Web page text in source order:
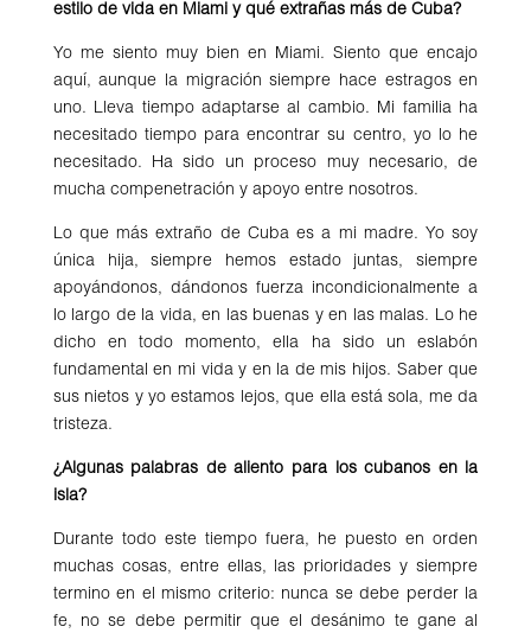
estilo de vida en Miami y qué extrañas más de Cuba?
Yo me siento muy bien en Miami. Siento que encajo
aquí, aunque la migración siempre hace estragos en
uno. Lleva tiempo adaptarse al cambio. Mi familia ha
necesitado tiempo para encontrar su centro, yo lo he
necesitado. Ha sido un proceso muy necesario, de
mucha compenetración y apoyo entre nosotros.
Lo que más extraño de Cuba es a mi madre. Yo soy
única hija, siempre hemos estado juntas, siempre
apoyándonos, dándonos fuerza incondicionalmente a
lo largo de la vida, en las buenas y en las malas. Lo he
dicho en todo momento, ella ha sido un eslabón
fundamental en mi vida y en la de mis hijos. Saber que
sus nietos y yo estamos lejos, que ella está sola, me da
tristeza.
¿Algunas palabras de aliento para los cubanos en la
isla?
Durante todo este tiempo fuera, he puesto en orden
muchas cosas, entre ellas, las prioridades y siempre
termino en el mismo criterio: nunca se debe perder la
fe, no se debe permitir que el desánimo te gane al